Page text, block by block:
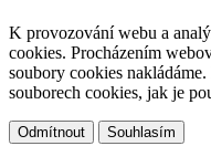
K provozování webu a
cookies. Procházením
soubory cookies
souborech cookies, jak je
Odmítnout Souhlasím